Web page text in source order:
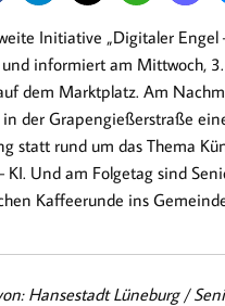
Initiative „Digitaler
informiert am Mittwoch,
dem Marktplatz. Am
der Grapengießerstraße
statt rund um das Thema
KI. Und am Folgetag sind
Kaffeerunde ins
Hansestadt Lüneburg /